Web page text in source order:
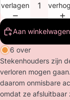
verlagen
Aan
6 over
Stekenhouders zijn
verloren mogen
daarom onmisbare
omdat ze afsluitbaar